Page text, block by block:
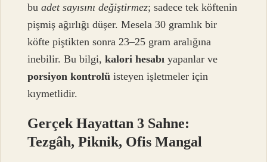
buadet sayısını değiştirmez; sadece tek köftenin
pişmiş ağırlığı düşer. Mesela 30 gramlık bir
köfte piştikten sonra 23–25 gram aralığına
inebilir. Bu bilgi,kalori hesabı yapanlar ve
porsiyon kontrolü isteyen işletmeler için
kıymetlidir.
Gerçek Hayattan 3 Sahne:
Tezgâh, Piknik, Ofis Mangal